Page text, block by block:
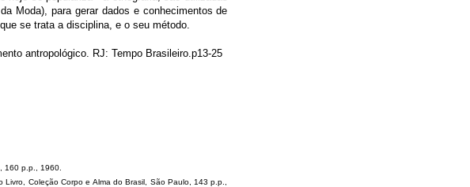
Moda), para gerar dados e conhecimentos de
se trata a disciplina, e o seu método.
antropológico. RJ: Tempo Brasileiro.p13-25
160 p.p., 1960.
Coleção Corpo e Alma do Brasil, São Paulo, 143 p.p.,